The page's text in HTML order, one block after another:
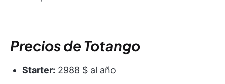
Precios de Totango
Starter: 2988 $ al año